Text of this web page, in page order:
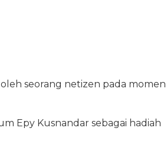
seorang netizen pada momen
Epy Kusnandar sebagai hadiah